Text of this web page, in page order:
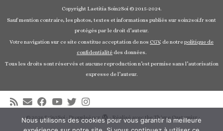
Copyright Laetitia Soin2Soi © 2015-2024.
Sauf mention contraire, les photos, textes et informations publiés sur soin2soi.fr sont
protégés par le droit d’auteur.
Votre navigation sur ce site constitue acceptation de nos CGV, de notrepolitique de
confidentialité des données.
Tous les droits sont réservés et aucune reproduction n’est permise sans l’autorisation
expresse de l’auteur.
·© 2026Soin2Soi · Propulsé par · Réalisé avec the Thème Customizr ·
Nous utilisons des cookies pour vous garantir la meilleure